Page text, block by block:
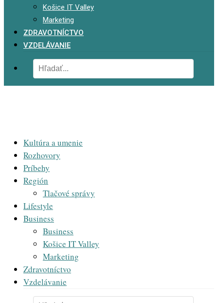
Košice IT Valley
Marketing
ZDRAVOTNÍCTVO
VZDELÁVANIE
Kultúra a umenie
Rozhovory
Príbehy
Región
Tlačové správy
Lifestyle
Business
Business
Košice IT Valley
Marketing
Zdravotníctvo
Vzdelávanie